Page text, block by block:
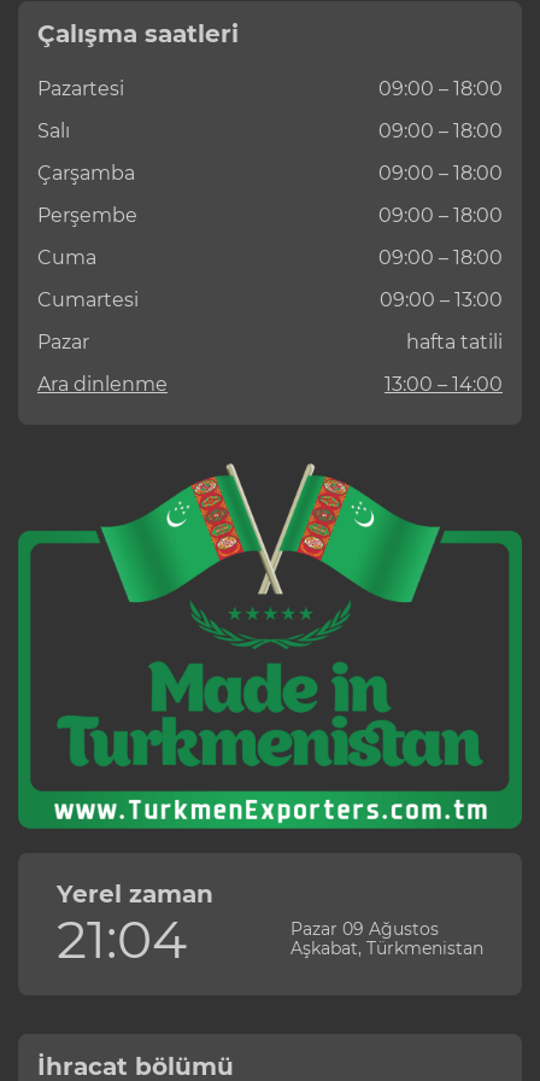
Çalışma saatleri
Pazartesi
09:00 – 18:00
Salı
09:00 – 18:00
Çarşamba
09:00 – 18:00
Perşembe
09:00 – 18:00
Cuma
09:00 – 18:00
Cumartesi
09:00 – 13:00
Pazar
hafta tatili
Ara dinlenme
13:00 – 14:00
Yerel zaman
21:04
Pazar 09 Ağustos
Aşkabat, Türkmenistan
İhracat bölümü